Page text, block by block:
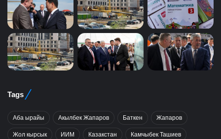
Tags
Аба ырайы Акылбек Жапаров Баткен Жапаров
Жол кырсык ИИМ Казакстан Камчыбек Ташиев